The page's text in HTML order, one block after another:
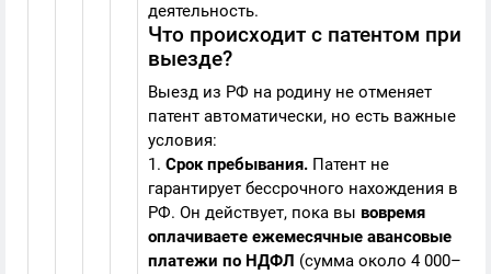
деятельность.
Что происходит с патентом при
выезде?
Выезд из РФ на родину не отменяет
патент автоматически, но есть важные
условия:
1. Срок пребывания. Патент не
гарантирует бессрочного нахождения в
РФ. Он действует, пока вы вовремя
оплачиваете ежемесячные авансовые
платежи по НДФЛ (сумма около 4 000–